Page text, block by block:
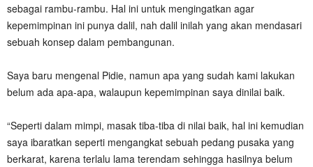
sebagai rambu-rambu. Hal ini untuk mengingatkan agar
kepemimpinan ini punya dalil, nah dalil inilah yang akan mendasari
sebuah konsep dalam pembangunan.
Saya baru mengenal Pidie, namun apa yang sudah kami lakukan
belum ada apa-apa, walaupun kepemimpinan saya dinilai baik.
“Seperti dalam mimpi, masak tiba-tiba di nilai baik, hal ini kemudian
saya ibaratkan seperti mengangkat sebuah pedang pusaka yang
berkarat, karena terlalu lama terendam sehingga hasilnya belum